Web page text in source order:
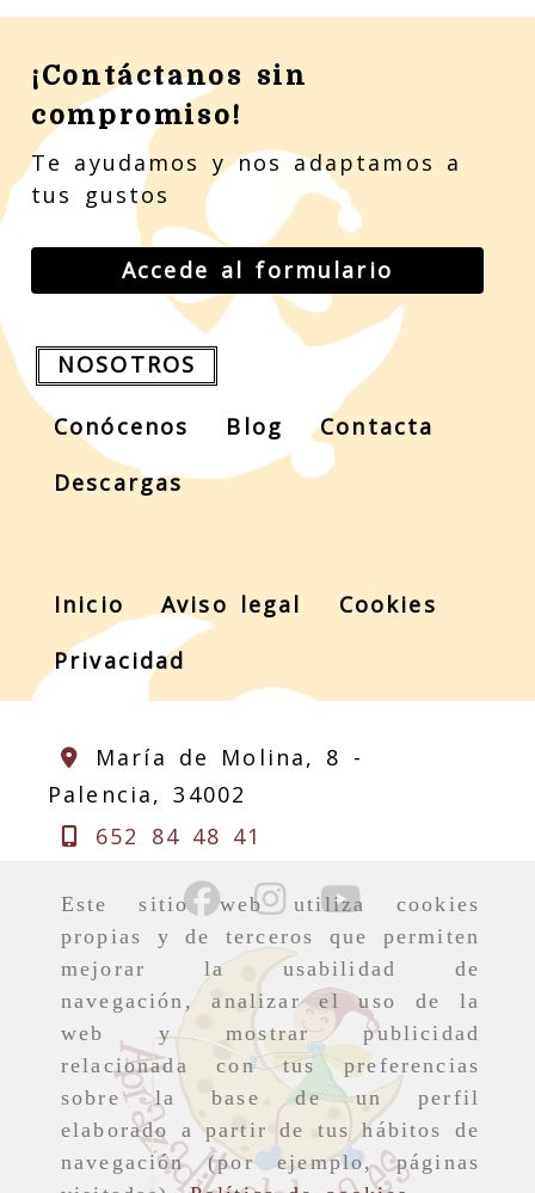
Este sitio web utiliza cookies
propias y de terceros que permiten
mejorar la usabilidad de
navegación, analizar el uso de la
web y mostrar publicidad
relacionada con tus preferencias
sobre la base de un perfil
elaborado a partir de tus hábitos de
navegación (por ejemplo, páginas
¡Contáctanos sin
compromiso!
Te ayudamos y nos adaptamos a
tus gustos
Accede al formulario
NOSOTROS
Conócenos Blog
Contacta
Descargas
Inicio Aviso legal
Cookies
Privacidad
María de Molina, 8 -
Palencia,34002
652 84 48 41